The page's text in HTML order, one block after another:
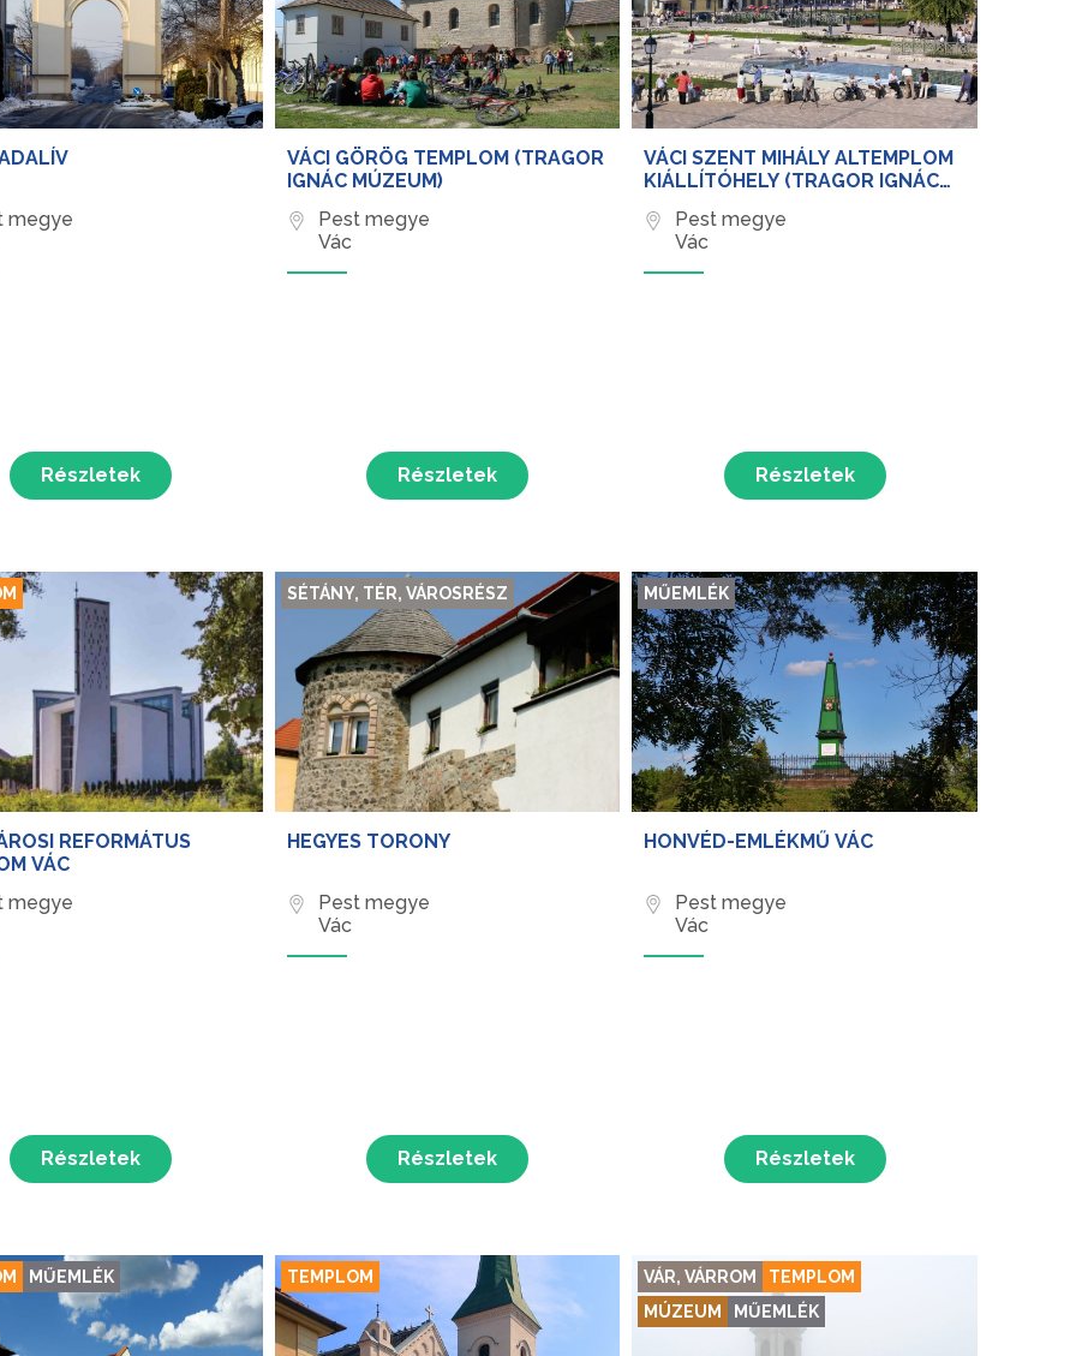
megye
Részletek
VÁCI GÖRÖG TEMPLOM (TRAGOR
IGNÁC MÚZEUM)
Pest megye
Vác
Részletek
VÁCI SZENT MIHÁLY ALTEMPLOM
KIÁLLÍTÓHELY (TRAGOR IGNÁC
Pest megye
Vác
Részletek
REFORMÁTUS
VÁC
megye
Részletek
SÉTÁNY, TÉR, VÁROSRÉSZ
HEGYES TORONY
Pest megye
Vác
Részletek
MŰEMLÉK
HONVÉD-EMLÉKMŰ VÁC
Pest megye
Vác
Részletek
MŰEMLÉK TEMPLOM VÁR, VÁRROM
TEMPLOM
MÚZEUM
MŰEMLÉK